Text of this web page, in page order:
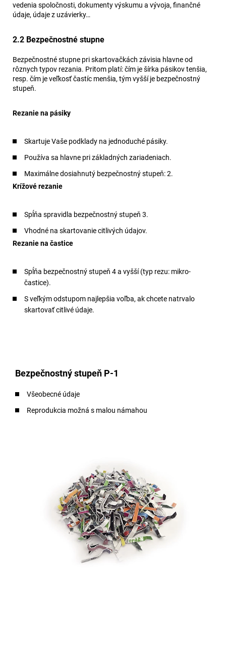
vedenia spoločnosti, dokumenty výskumu a vývoja, finančné
údaje, údaje z uzávierky…
2.2 Bezpečnostné stupne
Bezpečnostné stupne pri skartovačkách závisia hlavne od
rôznych typov rezania. Pritom platí: čím je šírka pásikov tenšia,
resp. čím je veľkosť častíc menšia, tým vyšší je bezpečnostný
stupeň.
Rezanie na pásiky
Skartuje Vaše podklady na jednoduché pásiky.
Používa sa hlavne pri základných zariadeniach.
Maximálne dosiahnutý bezpečnostný stupeň: 2.
Krížové rezanie
Spĺňa spravidla bezpečnostný stupeň 3.
Vhodné na skartovanie citlivých údajov.
Rezanie na častice
Spĺňa bezpečnostný stupeň 4 a vyšší (typ rezu: mikro-
častice).
S veľkým odstupom najlepšia voľba, ak chcete natrvalo
skartovať citlivé údaje.
Bezpečnostný stupeň P-1
Všeobecné údaje
Reprodukcia možná s malou námahou